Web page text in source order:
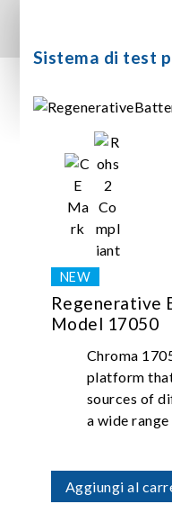
Sistema di test
Regenerative
Model 17050
Chroma
platform
sources of
a wide
Aggiungi al